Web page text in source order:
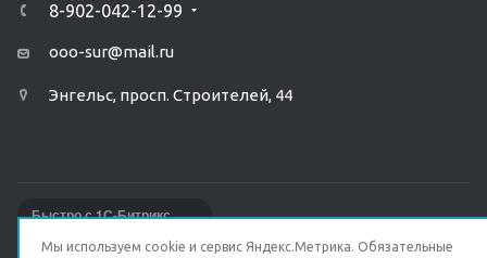
8-902-042-12-99
ooo-sur@mail.ru
Энгельс, просп. Строителей, 44
Быстро с 1С-Битрикс
Мы используем cookie и сервис Яндекс.Метрика. Обязательные